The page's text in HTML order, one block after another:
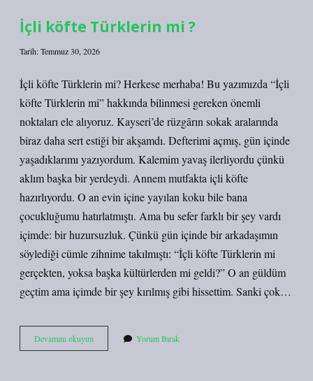
?
İçli köfte Türklerin mi ?
Tarih: Temmuz 30, 2026
İçli köfte Türklerin mi? Herkese merhaba! Bu yazımızda “İçli
köfte Türklerin mi” hakkında bilinmesi gereken önemli
noktaları ele alıyoruz. Kayseri’de rüzgârın sokak aralarında
biraz daha sert estiği bir akşamdı. Defterimi açmış, gün içinde
yaşadıklarımı yazıyordum. Kalemim yavaş ilerliyordu çünkü
aklım başka bir yerdeydi. Annem mutfakta içli köfte
hazırlıyordu. O an evin içine yayılan koku bile bana
çocukluğumu hatırlatmıştı. Ama bu sefer farklı bir şey vardı
içimde: bir huzursuzluk. Çünkü gün içinde bir arkadaşımın
söylediği cümle zihnime takılmıştı: “İçli köfte Türklerin mi
gerçekten, yoksa başka kültürlerden mi geldi?” O an güldüm
geçtim ama içimde bir şey kırılmış gibi hissettim. Sanki çok…
Devamını okuyun
köfte
Yorum Bırak